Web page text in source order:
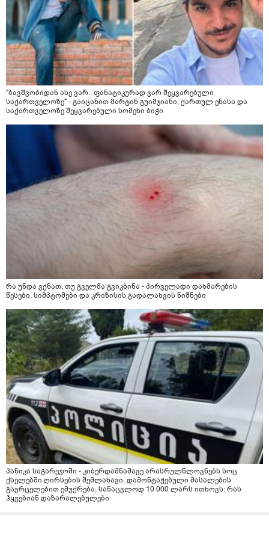
"ბავშვობიდან ასე ვარ.. ფანატიკურად ვარ შეყვარებული
საქართველოზე" - გაიცანით მარტინ გუიმჯიანი, ქართულ ენასა და
საქართველოზე შეყვარებული სომეხი ბიჭი
რა უნდა ვქნათ, თუ გველმა გვიკბინა - პირველადი დახმარების
წესები, სიმპტომები და კრიზისის გადალახვის ნიშნები
პანიკა საგარეჯოში - კიბერდამნაშავე არასრულწლოვნებს სოც
ქსელებში ღირსების შემლახავი, დამონტაჟებული მასალების
გავრცელებით ემუქრება, სანაცვლოდ 10 000 ლარს ითხოვს: რას
ჰყვებიან დაზარალებულები